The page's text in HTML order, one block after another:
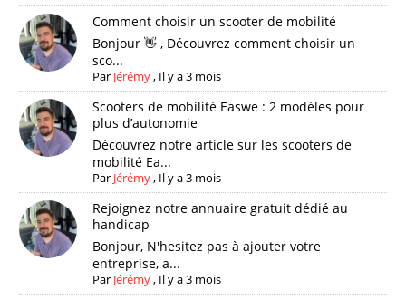
Comment choisir un scooter de mobilité
Bonjour 👋 , Découvrez comment choisir un
sco...
Par Jérémy, Il y a 3 mois
Scooters de mobilité Easwe : 2 modèles pour
plus d’autonomie
Découvrez notre article sur les scooters de
mobilité Ea...
Par Jérémy, Il y a 3 mois
Rejoignez notre annuaire gratuit dédié au
handicap
Bonjour, N'hesitez pas à ajouter votre
entreprise, a...
Par Jérémy, Il y a 3 mois